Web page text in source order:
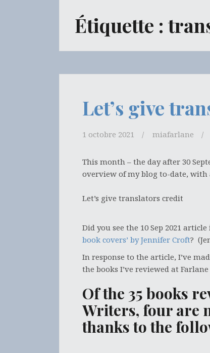
Étiquette :
Let’s give
1 octobre 2021 miafarlane
This month – the day after 30
overview of my blog to-date, with
Let’s give translators credit
Did you see the 10 Sep 2021
book covers’ by Jennifer Croft?
In response to the article, I’ve
the books I’ve reviewed at
Of the 35 books
Writers, four are
thanks to the